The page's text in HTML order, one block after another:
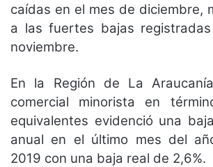
caídas en el mes de diciembre,
a las fuertes bajas
noviembre.
En la Región de La
comercial minorista en
equivalentes evidenció una
anual en el último mes del
2019 con una baja real de 2,6%.